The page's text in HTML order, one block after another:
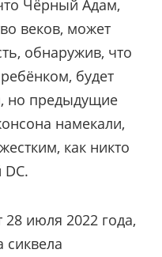
Чёрный Адам,
веков, может
обнаружив, что
будет
но предыдущие
намекали,
как никто
28 июля 2022 года,
сиквела